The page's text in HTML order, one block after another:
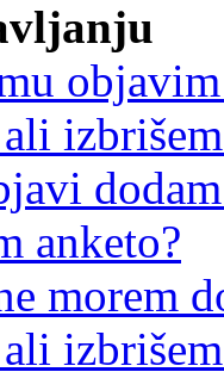
anketo?
morem